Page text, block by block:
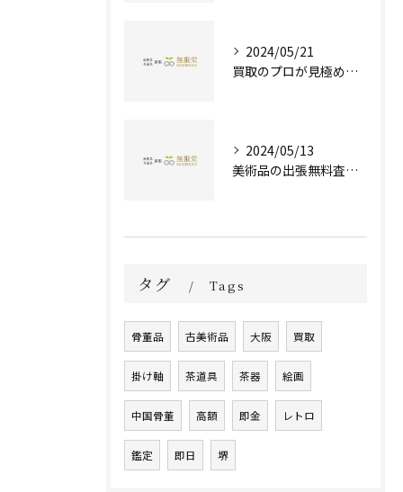
2024/05/21
買取のプロが見極める！骨董品の価値と査定とは？
2024/05/13
美術品の出張無料査定 | 一万点以上の実績で信頼の骨董品買取専門店
タグ Tags
骨董品 古美術品 大阪 買取
掛け軸 茶道具 茶器 絵画
中国骨董 高額 即金 レトロ
鑑定 即日 堺